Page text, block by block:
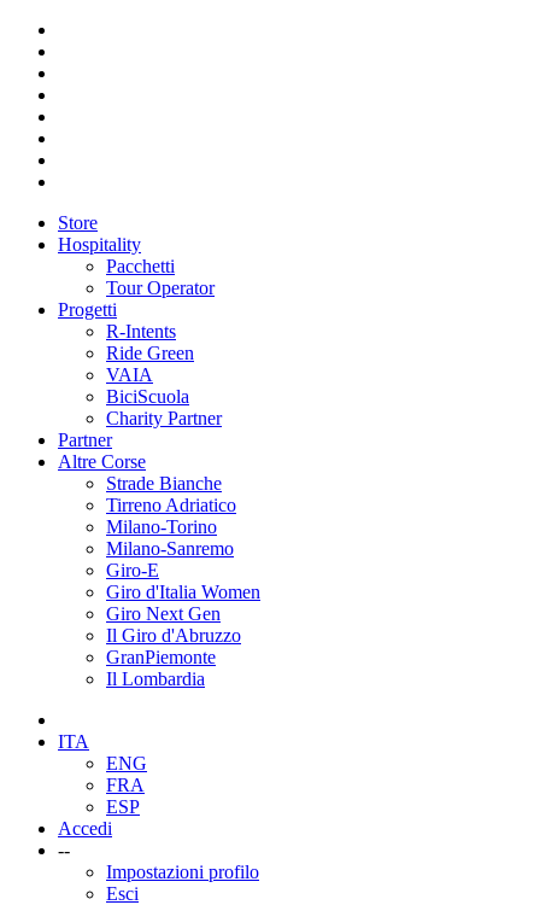
Store
Hospitality
Pacchetti
Tour Operator
Progetti
R-Intents
Ride Green
VAIA
BiciScuola
Charity Partner
Partner
Altre Corse
Strade Bianche
Tirreno Adriatico
Milano-Torino
Milano-Sanremo
Giro-E
Giro d'Italia Women
Giro Next Gen
Il Giro d'Abruzzo
GranPiemonte
Il Lombardia
ITA
ENG
FRA
ESP
Accedi
--
Impostazioni profilo
Esci